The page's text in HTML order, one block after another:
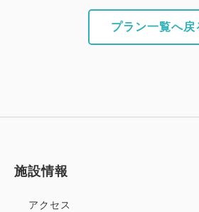
当）、4連泊は50ポイント（
上は60ポイント（6,000円相当）
グと夕食時に飲み放題（90分）が
す。
⑤お一人様一泊につき1本ミネラ
プラン一覧へ戻
施設情報
アクセス